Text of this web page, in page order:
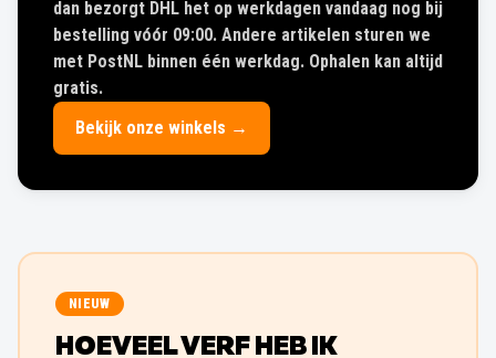
dan bezorgt DHL het op werkdagen vandaag nog bij
bestelling vóór 09:00. Andere artikelen sturen we
met PostNL binnen één werkdag. Ophalen kan altijd
gratis.
Bekijk onze winkels →
NIEUW
HOEVEEL VERF HEB IK